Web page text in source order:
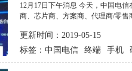
12月17日下午消息 今天，中国电
商、芯片商、方案商、代理商/零
更新时间：2019-05-15
标签： 中国电信 终端 手机